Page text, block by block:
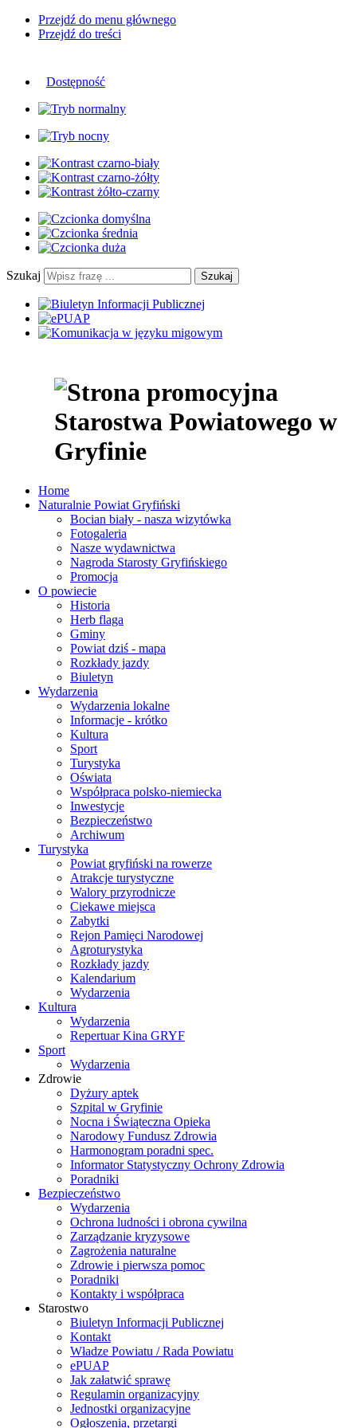
Przejdź do menu głównego
Przejdź do treści
Dostępność
Szukaj Szukaj
Home
Naturalnie Powiat Gryfiński
Bocian biały - nasza wizytówka
Fotogaleria
Nasze wydawnictwa
Nagroda Starosty Gryfińskiego
Promocja
O powiecie
Historia
Herb flaga
Gminy
Powiat dziś - mapa
Rozkłady jazdy
Biuletyn
Wydarzenia
Wydarzenia lokalne
Informacje - krótko
Kultura
Sport
Turystyka
Oświata
Współpraca polsko-niemiecka
Inwestycje
Bezpieczeństwo
Archiwum
Turystyka
Powiat gryfiński na rowerze
Atrakcje turystyczne
Walory przyrodnicze
Ciekawe miejsca
Zabytki
Rejon Pamięci Narodowej
Agroturystyka
Rozkłady jazdy
Kalendarium
Wydarzenia
Kultura
Wydarzenia
Repertuar Kina GRYF
Sport
Wydarzenia
Zdrowie
Dyżury aptek
Szpital w Gryfinie
Nocna i Świąteczna Opieka
Narodowy Fundusz Zdrowia
Harmonogram poradni spec.
Informator Statystyczny Ochrony Zdrowia
Poradniki
Bezpieczeństwo
Wydarzenia
Ochrona ludności i obrona cywilna
Zarządzanie kryzysowe
Zagrożenia naturalne
Zdrowie i pierwsza pomoc
Poradniki
Kontakty i współpraca
Starostwo
Biuletyn Informacji Publicznej
Kontakt
Władze Powiatu / Rada Powiatu
ePUAP
Jak załatwić sprawę
Regulamin organizacyjny
Jednostki organizacyjne
Ogłoszenia, przetargi